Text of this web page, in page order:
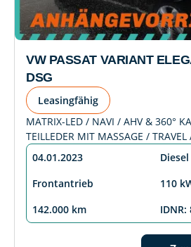
VW PASSAT VARIANT
DSG
Leasingfähig
MATRIX-LED / NAVI / AHV & 360°
TEILLEDER MIT MASSAGE / TRAVEL
04.01.2023
Diesel
Frontantrieb
110
142.000 km
IDNR: